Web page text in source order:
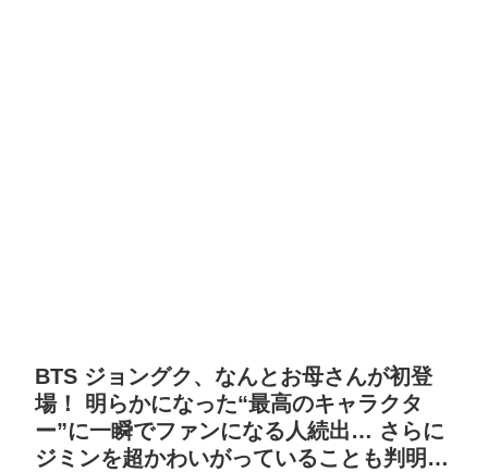
BTS ジョングク、なんとお母さんが初登
場！ 明らかになった“最高のキャラクタ
ー”に一瞬でファンになる人続出… さらに
ジミンを超かわいがっていることも判明…